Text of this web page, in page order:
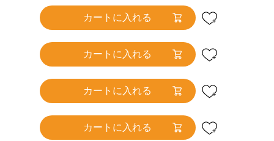
カートに入れる
カートに入れる
カートに入れる
カートに入れる